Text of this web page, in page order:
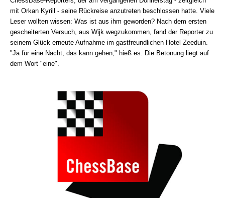
mit Orkan Kyrill - seine Rückreise anzutreten beschlossen hatte. Viele
Leser wollten wissen: Was ist aus ihm geworden? Nach dem ersten
gescheiterten Versuch, aus Wijk wegzukommen, fand der Reporter zu
seinem Glück erneute Aufnahme im gastfreundlichen Hotel Zeeduin.
"Ja für eine Nacht, das kann gehen," hieß es. Die Betonung liegt auf
dem Wort "eine".